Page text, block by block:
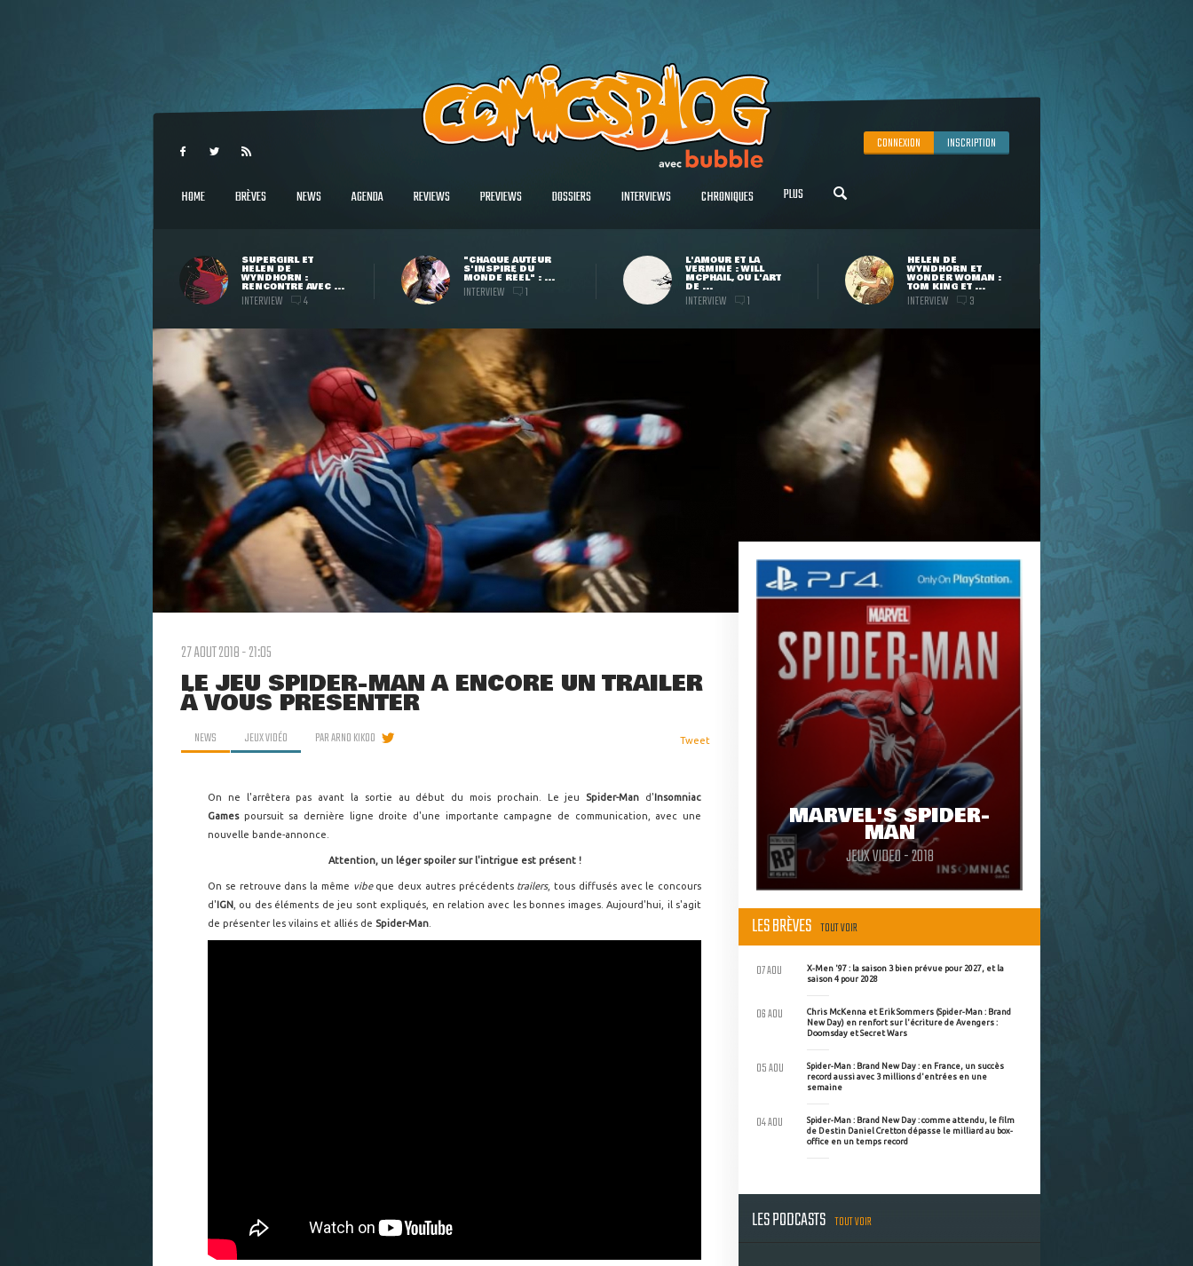
CONNEXION INSCRIPTION
HOME BRÈVES NEWS AGENDA REVIEWS PREVIEWS DOSSIERS INTERVIEWS CHRONIQUES PLUS
SUPERGIRL ET
HELEN DE
WYNDHORN :
RENCONTRE AVEC ...
INTERVIEW 4
"CHAQUE AUTEUR
S'INSPIRE DU
MONDE RÉEL" : ...
INTERVIEW 1
L'AMOUR ET LA
VERMINE : WILL
MCPHAIL, OU L'ART
DE ...
INTERVIEW 1
HELEN DE
WYNDHORN ET
WONDER WOMAN :
TOM KING ET ...
INTERVIEW 3
27 AOUT 2018 - 21:05
LE JEU SPIDER-MAN A ENCORE UN TRAILER
À VOUS PRÉSENTER
NEWS JEUX VIDÉO PARARNO KIKOO Tweet
On ne l'arrêtera pas avant la sortie au début du mois prochain. Le jeu Spider-Man d'Insomniac
Gamespoursuit sa dernière ligne droite d'une importante campagne de communication, avec une
nouvelle bande-annonce.
Attention, un léger spoiler sur l'intrigue est présent !
On se retrouve dans la même vibe que deux autres précédents trailers, tous diffusés avec le concours
d'IGN , ou des éléments de jeu sont expliqués, en relation avec les bonnes images. Aujourd'hui, il s'agit
de présenter les vilains et alliés de Spider-Man
MARVEL'S SPIDER-
MAN
JEUX VIDEO - 2018
LES BRÈVES TOUT VOIR
X-Men '97 : la saison 3 bien prévue pour 2027, et la
saison 4 pour 2028
07 AOU
Chris McKenna et Erik Sommers (Spider-Man : Brand
New Day) en renfort sur l'écriture de Avengers :
Doomsday et Secret Wars
06 AOU
Spider-Man : Brand New Day : en France, un succès
record aussi avec 3 millions d'entrées en une
semaine
05 AOU
Spider-Man : Brand New Day : comme attendu, le film
de Destin Daniel Cretton dépasse le milliard au box-
office en un temps record
04 AOU
LES PODCASTS TOUT VOIR